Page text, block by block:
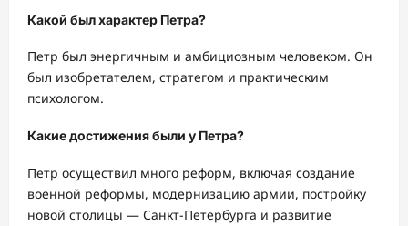
Какой был характер Петра?
Петр был энергичным и амбициозным человеком. Он
был изобретателем, стратегом и практическим
психологом.
Какие достижения были у Петра?
Петр осуществил много реформ, включая создание
военной реформы, модернизацию армии, постройку
новой столицы — Санкт-Петербурга и развитие